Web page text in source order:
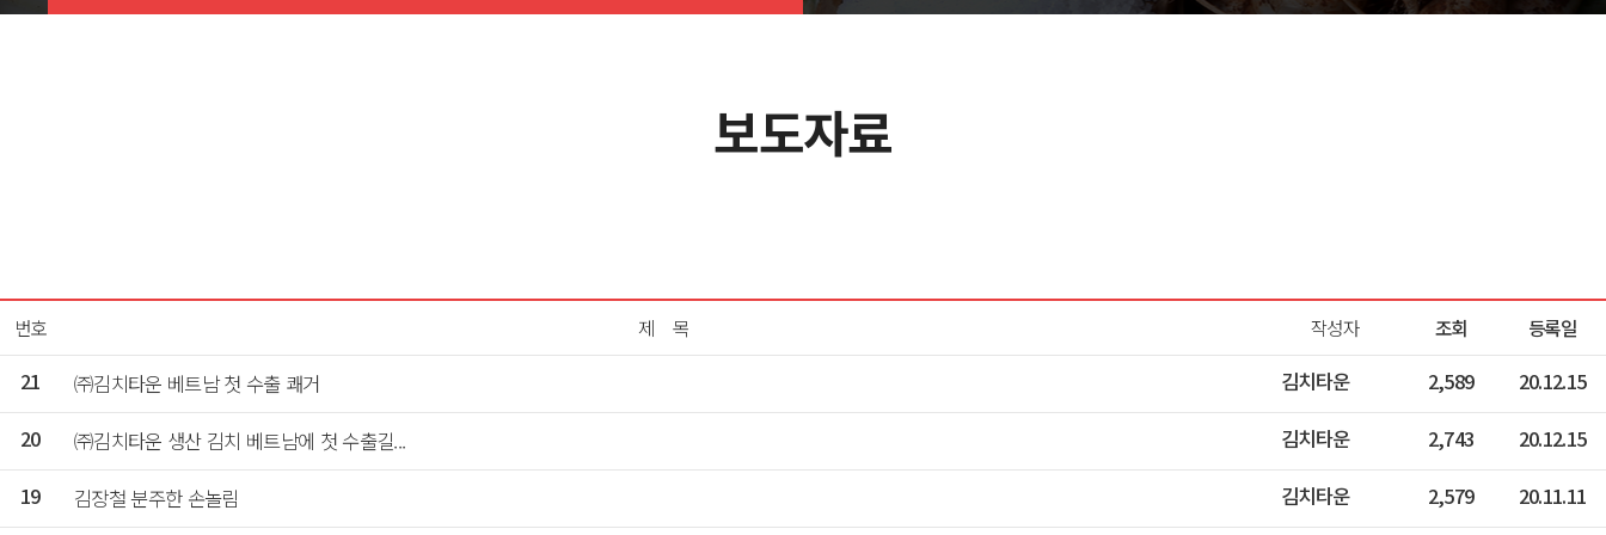
보도자료
번호 제 목 작성자 조회 등록일
21 ㈜김치타운 베트남 첫 수출 쾌거 김치타운 2,589 20.12.15
20 ㈜김치타운 생산 김치 베트남에 첫 수출길... 김치타운 2,743 20.12.15
19 김장철 분주한 손놀림 김치타운 2,579 20.11.11